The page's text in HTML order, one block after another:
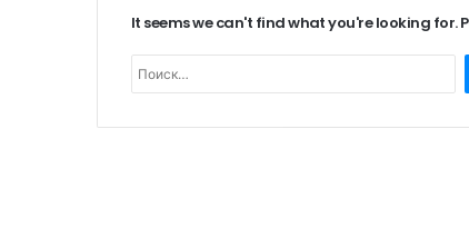
It seems we can't find what you're looking for.